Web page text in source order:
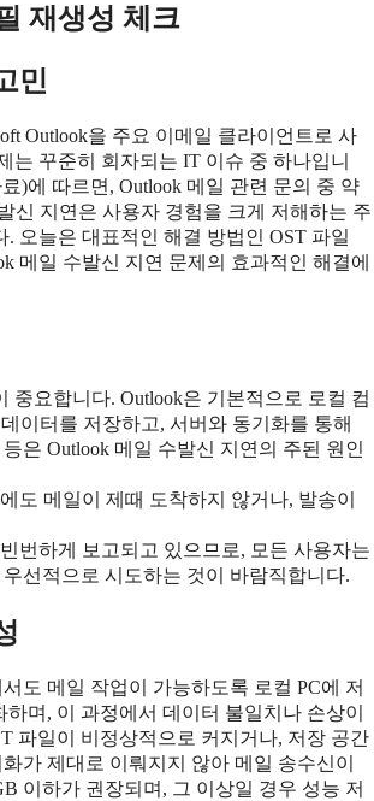
재생성 체크
민
Outlook을 주요 이메일 클라이언트로 사
는 꾸준히 회자되는 IT 이슈 중 하나입니
)에 따르면, Outlook 메일 관련 문의 중 약
신 지연은 사용자 경험을 크게 저해하는 주
오늘은 대표적인 해결 방법인 OST 파일
메일 수발신 지연 문제의 효과적인 해결에
중요합니다. Outlook은 기본적으로 로컬 컴
이터를 저장하고, 서버와 동기화를 통해
은 Outlook 메일 수발신 지연의 주된 원인
도 메일이 제때 도착하지 않거나, 발송이
번하게 보고되고 있으므로, 모든 사용자는
선적으로 시도하는 것이 바람직합니다.
도 메일 작업이 가능하도록 로컬 PC에 저
며, 이 과정에서 데이터 불일치나 손상이
파일이 비정상적으로 커지거나, 저장 공간
가 제대로 이뤄지지 않아 메일 송수신이
이하가 권장되며, 그 이상일 경우 성능 저